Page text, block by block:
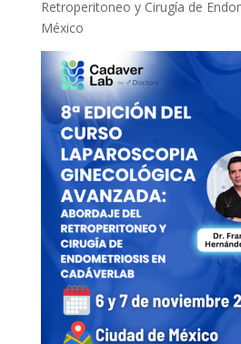
Retroperitoneo y Cirugía de
México